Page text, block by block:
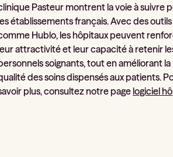
Pasteur montrent la voie à suivre
établissements français. Avec des outils
Hublo, les hôpitaux peuvent
attractivité et leur capacité à retenir
soignants, tout en améliorant la
des soins dispensés aux patients.
plus, consultez notre page logiciel